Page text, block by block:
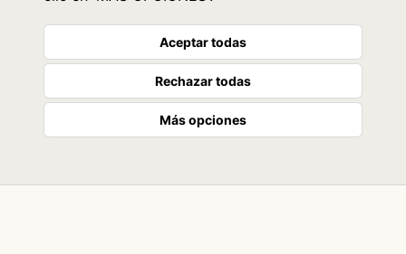
Aceptar todas
Rechazar todas
Más opciones